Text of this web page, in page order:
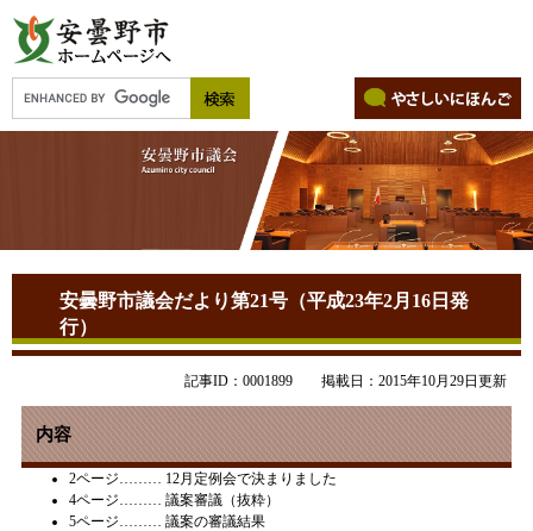
安曇野市議会だより第21号（平成23年2月16日発
行）
記事ID：0001899 掲載日：2015年10月29日更新
内容
2ページ……… 12月定例会で決まりました
4ページ……… 議案審議（抜粋）
5ページ……… 議案の審議結果